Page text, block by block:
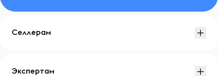
Селлерам
Экспертам